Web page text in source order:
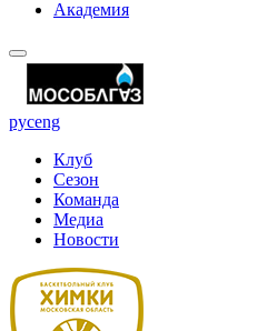
Академия
русeng
Клуб
Сезон
Команда
Медиа
Новости